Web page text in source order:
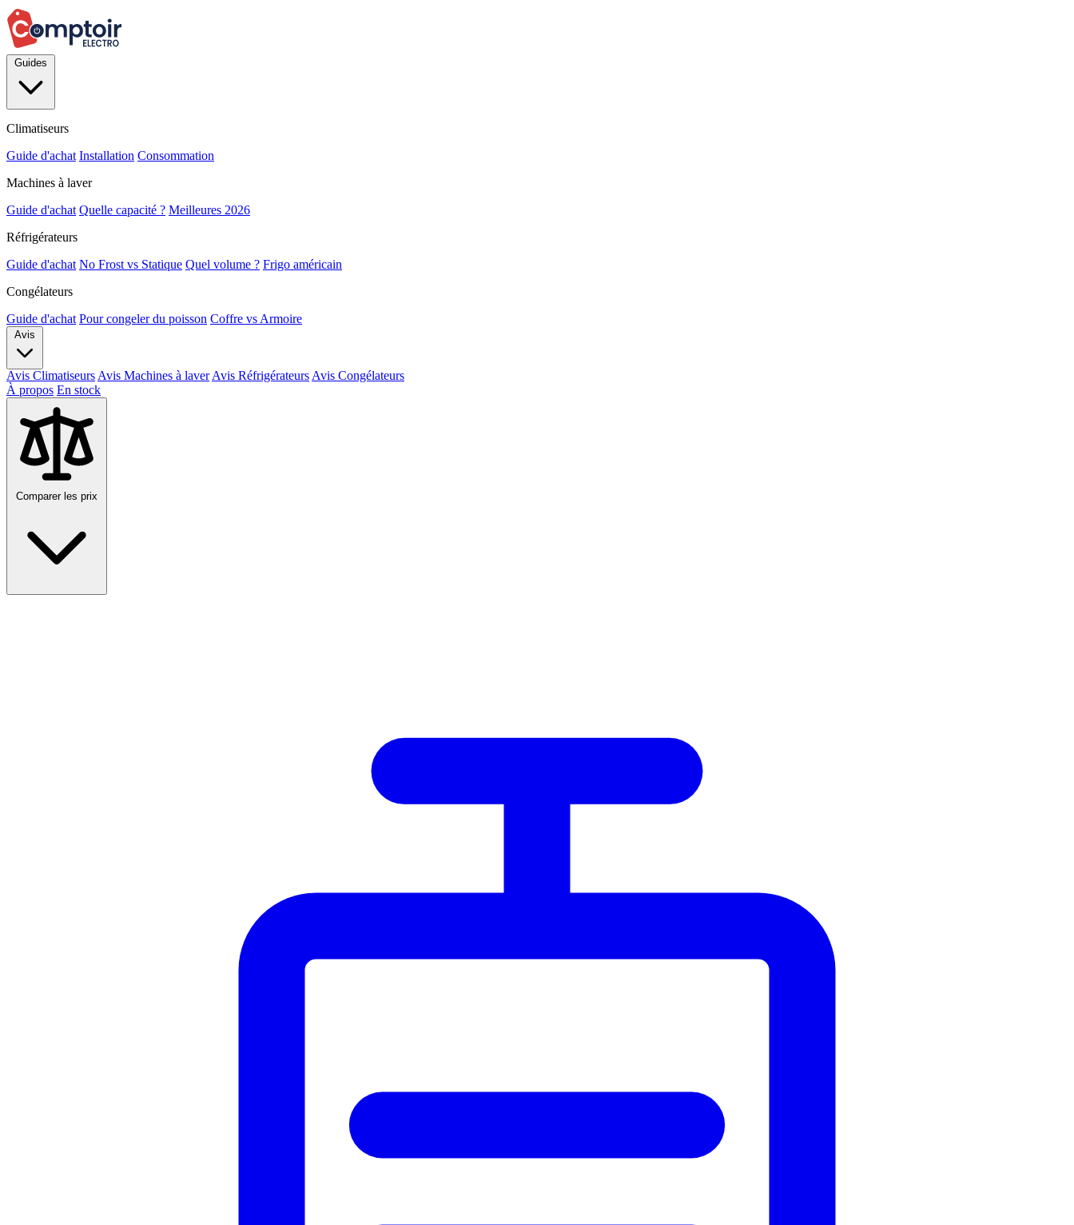
Climatiseurs
Guide d'achat Installation Consommation
Machines à laver
Guide d'achat Quelle capacité ? Meilleures 2026
Réfrigérateurs
Guide d'achat No Frost vs Statique Quel volume ? Frigo américain
Congélateurs
Guide d'achat Pour congeler du poisson Coffre vs Armoire
Avis Climatiseurs Avis Machines à laver Avis Réfrigérateurs Avis Congélateurs
À propos En stock